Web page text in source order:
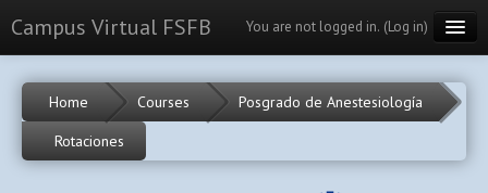
Campus Virtual FSFB You are not logged in. (Log in)
Calendario
Portal
Home Courses
Posgrado de Anestesiología
Rotaciones